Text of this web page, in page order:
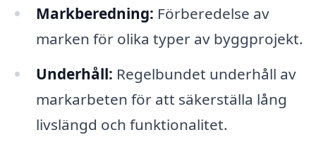
Markberedning: Förberedelse av
marken för olika typer av byggprojekt.
Underhåll: Regelbundet underhåll av
markarbeten för att säkerställa lång
livslängd och funktionalitet.